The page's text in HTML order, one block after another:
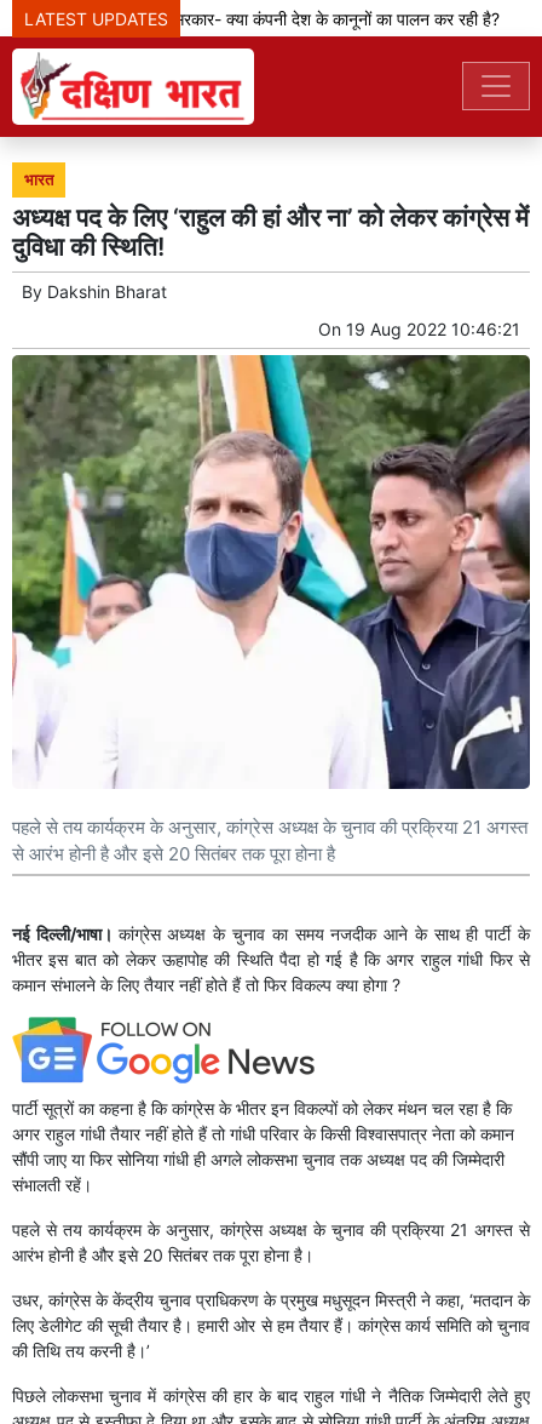
LATEST UPDATES
मेटा टीम से पूछ रही सरकार- क्या कंपनी देश के कानूनों का पालन कर रही है?
भारत
अध्यक्ष पद के लिए ‘राहुल की हां और ना’ को लेकर कांग्रेस में
दुविधा की स्थिति!
By Dakshin Bharat
On 19 Aug 2022 10:46:21
पहले से तय कार्यक्रम के अनुसार, कांग्रेस अध्यक्ष के चुनाव की प्रक्रिया 21 अगस्त
से आरंभ होनी है और इसे 20 सितंबर तक पूरा होना है
नई दिल्ली/भाषा। कांग्रेस अध्यक्ष के चुनाव का समय नजदीक आने के साथ ही पार्टी के
भीतर इस बात को लेकर ऊहापोह की स्थिति पैदा हो गई है कि अगर राहुल गांधी फिर से
कमान संभालने के लिए तैयार नहीं होते हैं तो फिर विकल्प क्या होगा ?
पार्टी सूत्रों का कहना है कि कांग्रेस के भीतर इन विकल्पों को लेकर मंथन चल रहा है कि
अगर राहुल गांधी तैयार नहीं होते हैं तो गांधी परिवार के किसी विश्वासपात्र नेता को कमान
सौंपी जाए या फिर सोनिया गांधी ही अगले लोकसभा चुनाव तक अध्यक्ष पद की जिम्मेदारी
संभालती रहें।
पहले से तय कार्यक्रम के अनुसार, कांग्रेस अध्यक्ष के चुनाव की प्रक्रिया 21 अगस्त से
आरंभ होनी है और इसे 20 सितंबर तक पूरा होना है।
उधर, कांग्रेस के केंद्रीय चुनाव प्राधिकरण के प्रमुख मधुसूदन मिस्त्री ने कहा, ‘मतदान के
लिए डेलीगेट की सूची तैयार है। हमारी ओर से हम तैयार हैं। कांग्रेस कार्य समिति को चुनाव
की तिथि तय करनी है।’
पिछले लोकसभा चुनाव में कांग्रेस की हार के बाद राहुल गांधी ने नैतिक जिम्मेदारी लेते हुए